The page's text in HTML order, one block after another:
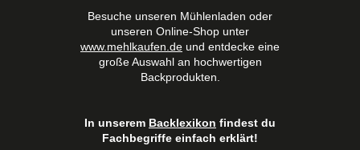
Besuche unseren Mühlenladen oder
unseren Online-Shop unter
www.mehlkaufen.de und entdecke eine
große Auswahl an hochwertigen
Backprodukten.
In unserem Backlexikon findest du
Fachbegriffe einfach erklärt!